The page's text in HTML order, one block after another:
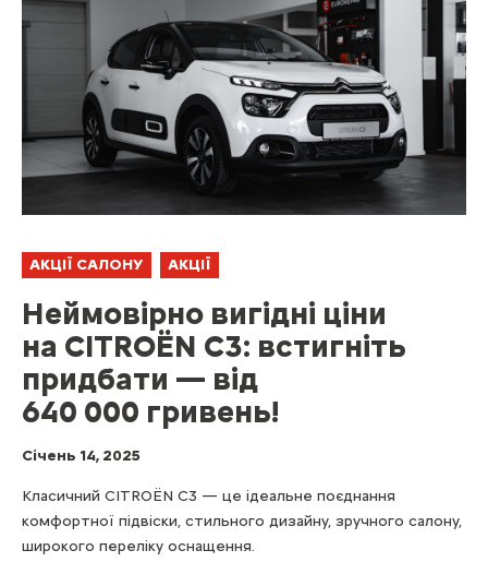
АКЦІЇ САЛОНУ АКЦІЇ
Неймовірно вигідні ціни
на CITROЁN C3: встигніть
придбати — від
640 000 гривень!
Cічень 14, 2025
Класичний CITROЁN С3 — це ідеальне поєднання
комфортної підвіски, стильного дизайну, зручного салону,
широкого переліку оснащення.